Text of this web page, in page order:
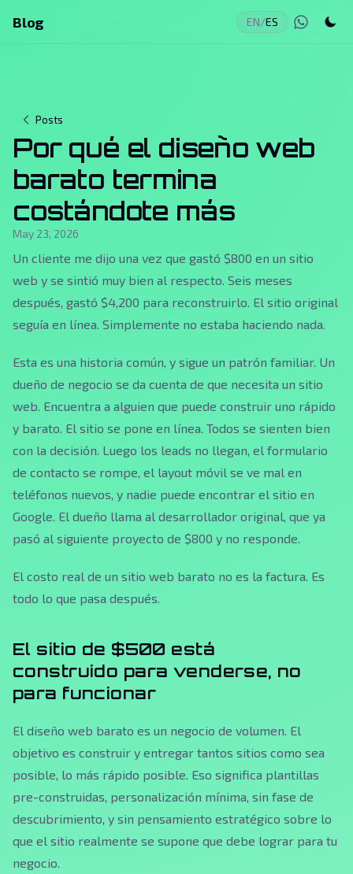
Blog EN/ES
Posts
Por qué el diseño web
barato termina
costándote más
May 23, 2026
Un cliente me dijo una vez que gastó $800 en un sitio
web y se sintió muy bien al respecto. Seis meses
después, gastó $4,200 para reconstruirlo. El sitio original
seguía en línea. Simplemente no estaba haciendo nada.
Esta es una historia común, y sigue un patrón familiar. Un
dueño de negocio se da cuenta de que necesita un sitio
web. Encuentra a alguien que puede construir uno rápido
y barato. El sitio se pone en línea. Todos se sienten bien
con la decisión. Luego los leads no llegan, el formulario
de contacto se rompe, el layout móvil se ve mal en
teléfonos nuevos, y nadie puede encontrar el sitio en
Google. El dueño llama al desarrollador original, que ya
pasó al siguiente proyecto de $800 y no responde.
El costo real de un sitio web barato no es la factura. Es
todo lo que pasa después.
El sitio de $500 está
construido para venderse, no
para funcionar
El diseño web barato es un negocio de volumen. El
objetivo es construir y entregar tantos sitios como sea
posible, lo más rápido posible. Eso significa plantillas
pre-construidas, personalización mínima, sin fase de
descubrimiento, y sin pensamiento estratégico sobre lo
que el sitio realmente se supone que debe lograr para tu
negocio.